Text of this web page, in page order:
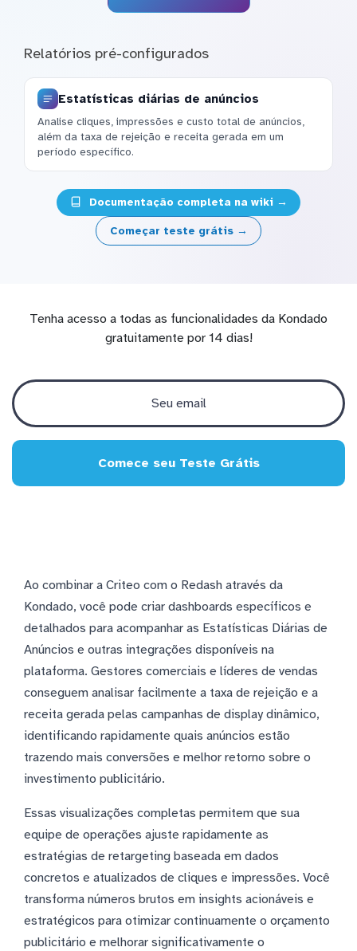
Relatórios pré-configurados
Estatísticas diárias de anúncios
Analise cliques, impressões e custo total de anúncios,
além da taxa de rejeição e receita gerada em um
período específico.
Documentação completa na wiki →
Começar teste grátis →
Tenha acesso a todas as funcionalidades da Kondado
gratuitamente por 14 dias!
Comece seu Teste Grátis
Ao combinar a Criteo com o Redash através da
Kondado, você pode criar dashboards específicos e
detalhados para acompanhar as Estatísticas Diárias de
Anúncios e outras integrações disponíveis na
plataforma. Gestores comerciais e líderes de vendas
conseguem analisar facilmente a taxa de rejeição e a
receita gerada pelas campanhas de display dinâmico,
identificando rapidamente quais anúncios estão
trazendo mais conversões e melhor retorno sobre o
investimento publicitário.
Essas visualizações completas permitem que sua
equipe de operações ajuste rapidamente as
estratégias de retargeting baseada em dados
concretos e atualizados de cliques e impressões. Você
transforma números brutos em insights acionáveis e
estratégicos para otimizar continuamente o orçamento
publicitário e melhorar significativamente o